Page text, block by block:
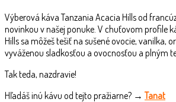
Výberová káva Tanzania Acacia Hillsod
novinkou v našej ponuke. V chuťovom profile
Hills sa môžeš tešiť na sušené ovocie, vanilka,
vyváženou sladkosťou a ovocnosťou a plným
Tak teda, nazdravie!
Hľadáš inú kávu od tejto pražiarne? →Tanat